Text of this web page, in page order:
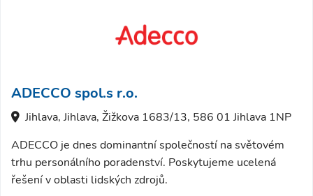
ADECCO spol.s r.o.
Jihlava, Jihlava, Žižkova 1683/13, 586 01 Jihlava 1NP
ADECCO je dnes dominantní společností na světovém
trhu personálního poradenství. Poskytujeme ucelená
řešení v oblasti lidských zdrojů.